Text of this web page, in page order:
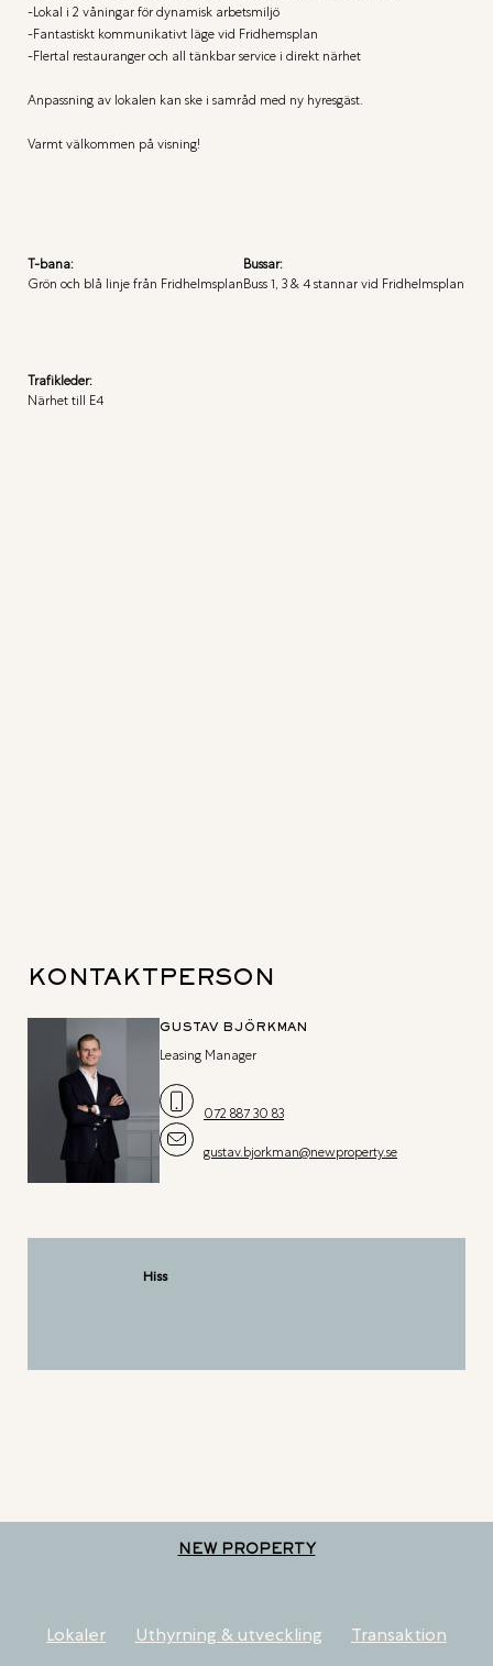
-Lokal i 2 våningar för dynamisk arbetsmiljö
-Fantastiskt kommunikativt läge vid Fridhemsplan
-Flertal restauranger och all tänkbar service i direkt närhet
Anpassning av lokalen kan ske i samråd med ny hyresgäst.
Varmt välkommen på visning!
T-bana:
Grön och blå linje från Fridhelmsplan
Bussar:
Buss 1, 3 & 4 stannar vid Fridhelmsplan
Trafikleder:
Närhet till E4
KONTAKTPERSON
GUSTAV BJÖRKMAN
Leasing Manager
072 887 30 83
gustav.bjorkman@newproperty.se
Hiss
NEW PROPERTY
Lokaler Uthyrning & utveckling Transaktion